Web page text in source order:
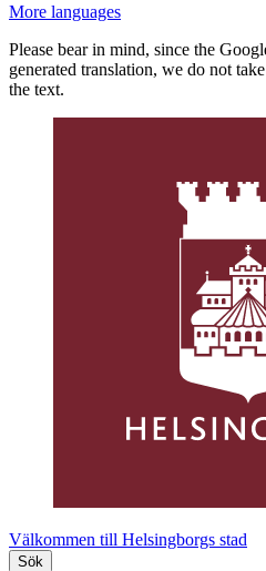
More languages
Please bear in mind, since the
generated translation, we do not
the text.
Välkommen till Helsingborgs stad
Sök